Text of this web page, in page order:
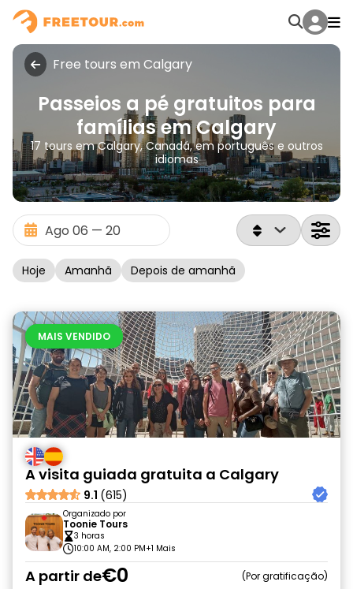
Free tours em Calgary
Passeios a pé gratuitos para
famílias em Calgary
17 tours em Calgary, Canadá, em português e outros
idiomas
Hoje Amanhã Depois de amanhã
MAIS VENDIDO
A visita guiada gratuita a Calgary
9.1 (615)
Organizado por
Toonie Tours
3 horas
10:00 AM, 2:00 PM+1 Mais
A partir de€0 Por gratificação